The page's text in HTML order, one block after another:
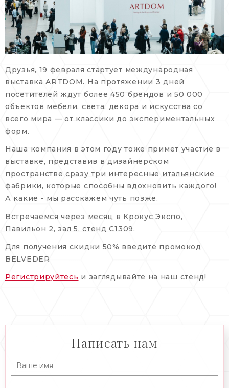
Друзья, 19 февраля стартует международная
выставка ARTDOM. На протяжении 3 дней
посетителей ждут более 450 брендов и 50 000
объектов мебели, света, декора и искусства со
всего мира — от классики до экспериментальных
форм.
Наша компания в этом году тоже примет участие в
выставке, представив в дизайнерском
пространстве сразу три интересные итальянские
фабрики, которые способны вдохновить каждого!
А какие - мы расскажем чуть позже.
Встречаемся через месяц в Крокус Экспо,
Павильон 2, зал 5, стенд C1309.
Для получения скидки 50% введите промокод
BELVEDER
Регистрируйтесь и заглядывайте на наш стенд!
Написать нам